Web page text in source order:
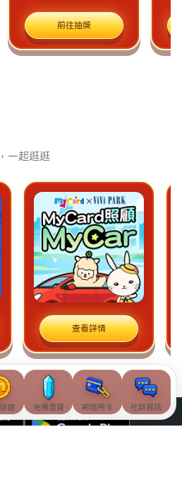
前往抽獎
一起逛逛
查看詳情
值 免費虛寶 綁信用卡 社群資訊